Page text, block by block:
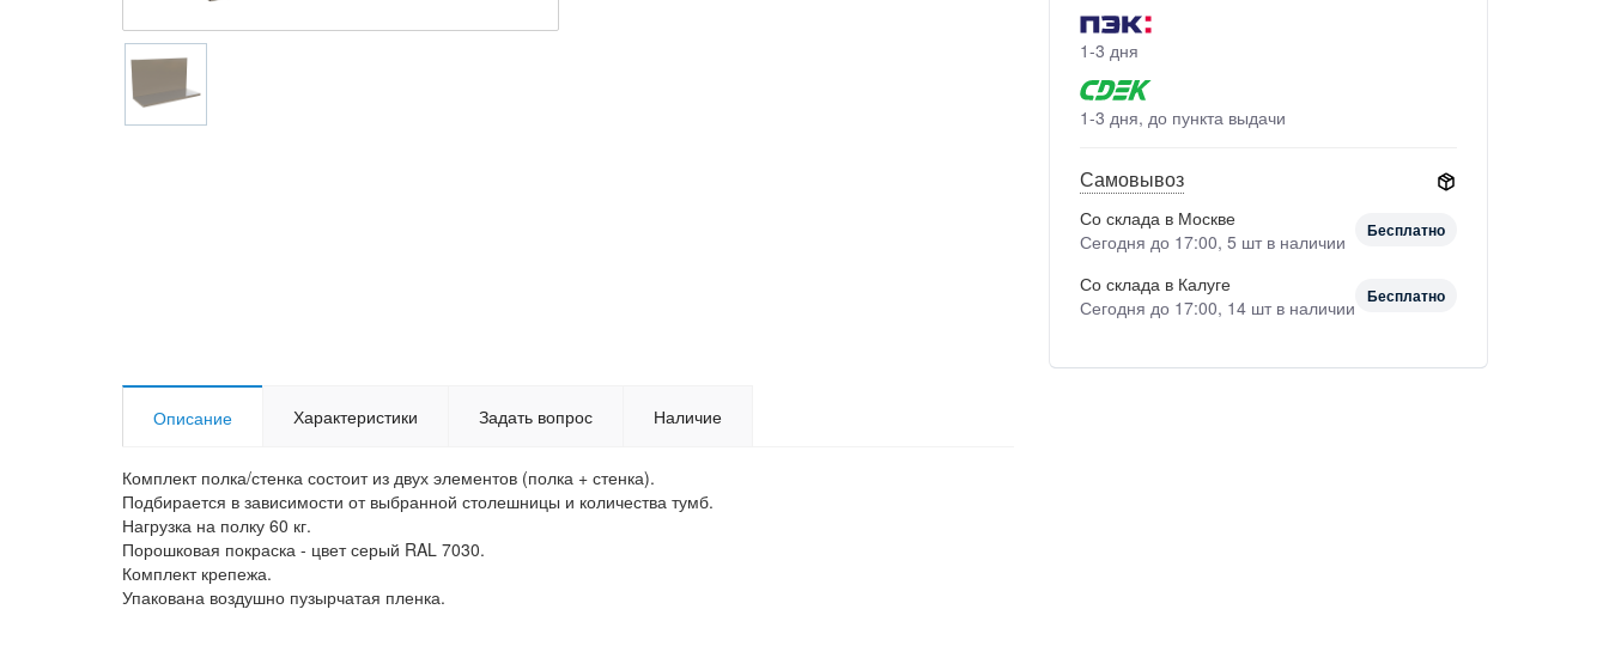
1-3 дня
1-3 дня, до пункта выдачи
Самовывоз
Со склада в Москве
Сегодня до 17:00, 5 шт в наличии
Бесплатно
Со склада в Калуге
Сегодня до 17:00, 14 шт в наличии
Бесплатно
Описание Характеристики Задать вопрос Наличие
Комплект полка/стенка состоит из двух элементов (полка + стенка).
Подбирается в зависимости от выбранной столешницы и количества тумб.
Нагрузка на полку 60 кг.
Порошковая покраска - цвет серый RAL 7030.
Комплект крепежа.
Упакована воздушно пузырчатая пленка.